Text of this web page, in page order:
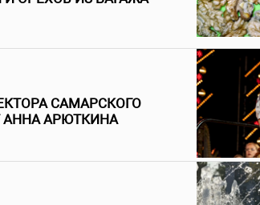
САМАРСКОГО
АННА АРЮТКИНА